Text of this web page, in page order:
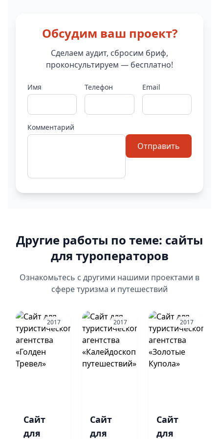
Обсудим ваш проект?
Сделаем аудит, сбросим бриф,
проконсультируем — бесплатно!
Имя Телефон Email
Комментарий
Отправить
Другие работы по теме: сайты
для туроператоров
Ознакомьтесь с другими нашими проектами в
сфере туризма и путешествий
2017
Сайт для
туристического
Сайт
для
2017
Сайт для
туристического
Сайт
для
2017
Сайт для
Сайт
для